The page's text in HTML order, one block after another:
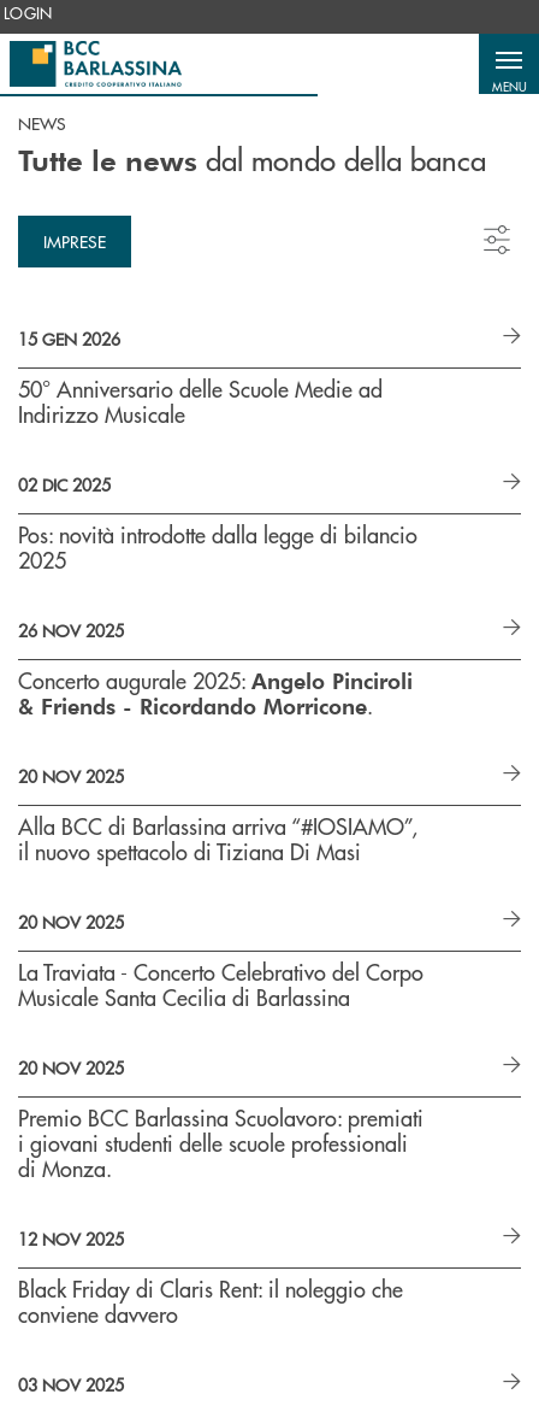
Salta al contenuto principale
LOGIN
MENU
NEWS
Tutte le news dal mondo della banca
IMPRESE
15 GEN 2026
50° Anniversario delle Scuole Medie ad
Indirizzo Musicale
02 DIC 2025
Pos: novità introdotte dalla legge di bilancio
2025
26 NOV 2025
Concerto augurale 2025: Angelo Pinciroli
& Friends - Ricordando Morricone.
20 NOV 2025
Alla BCC di Barlassina arriva “#IOSIAMO”,
il nuovo spettacolo di Tiziana Di Masi
20 NOV 2025
La Traviata - Concerto Celebrativo del Corpo
Musicale Santa Cecilia di Barlassina
20 NOV 2025
Premio BCC Barlassina Scuolavoro: premiati
i giovani studenti delle scuole professionali
di Monza.
12 NOV 2025
Black Friday di Claris Rent: il noleggio che
conviene davvero
03 NOV 2025